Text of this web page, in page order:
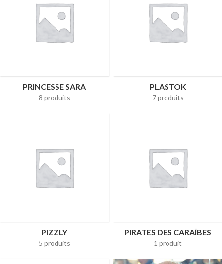
PRINCESSE SARA
8 produits
PLASTOK
7 produits
PIZZLY
5 produits
PIRATES DES CARAÏBES
1 produit